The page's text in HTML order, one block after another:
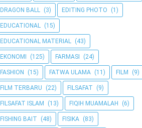
DRAGON BALL (3) EDITING PHOTO (1)
EDUCATIONAL (15)
EDUCATIONAL MATERIAL (43)
EKONOMI (125) FARMASI (24)
FASHION (15) FATWA ULAMA (11) FILM (9)
FILM TERBARU (22) FILSAFAT (9)
FILSAFAT ISLAM (13) FIQIH MUAMALAH (6)
FISHING BAIT (48) FISIKA (83)